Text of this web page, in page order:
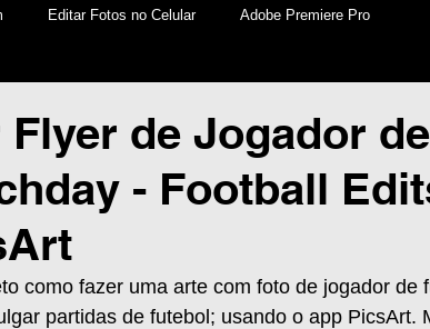
Editar Fotos no Celular Adobe Premiere Pro
Windows Edição de Vídeos no Celular
Flyer de Jogador de
- Football
como fazer uma arte com foto de jogador de
partidas de futebol; usando o app PicsArt.